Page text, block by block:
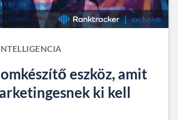
eszköz, amit
ki kell